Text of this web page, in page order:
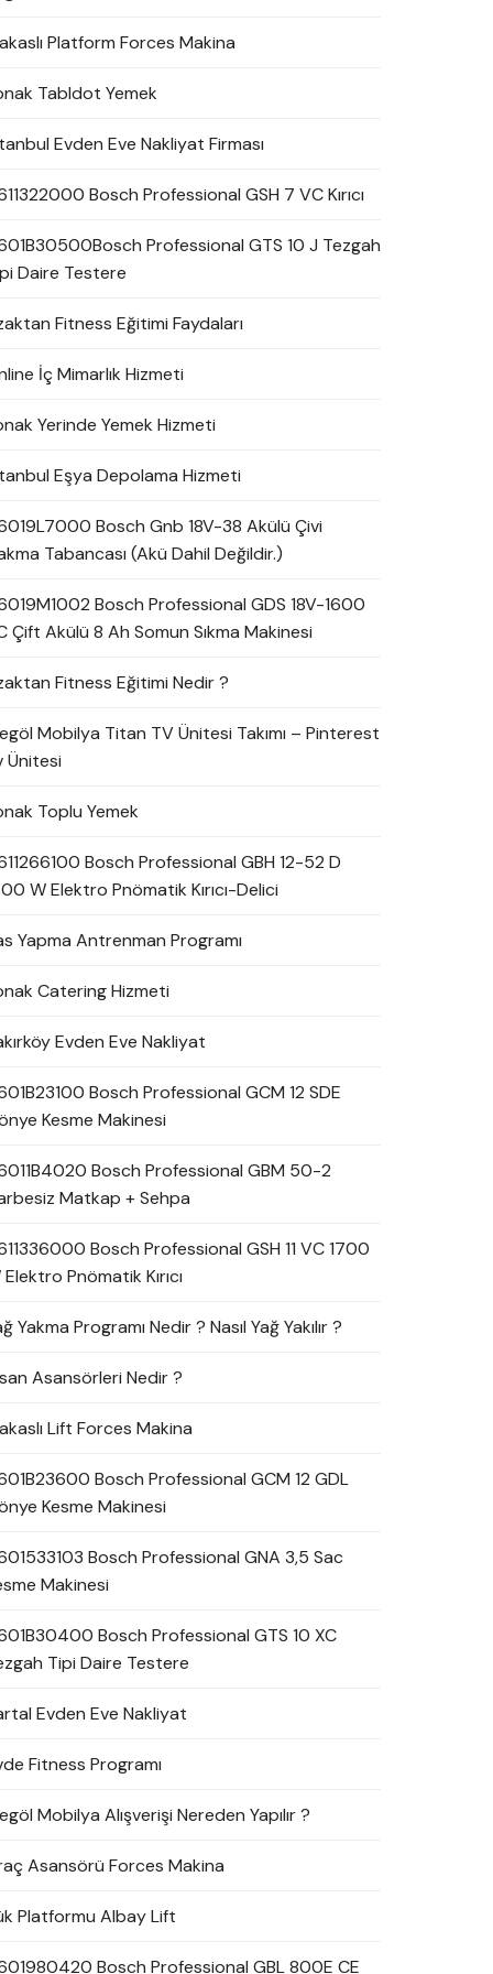
Platform Forces Makina
Tabldot Yemek
Evden Eve Nakliyat Firması
Bosch Professional GSH 7 VC Kırıcı
Professional GTS 10 J Tezgah
Daire Testere
Fitness Eğitimi Faydaları
İç Mimarlık Hizmeti
Yerinde Yemek Hizmeti
Eşya Depolama Hizmeti
Bosch Gnb 18V-38 Akülü Çivi
Tabancası (Akü Dahil Değildir.)
Bosch Professional GDS 18V-1600
Çift Akülü 8 Ah Somun Sıkma Makinesi
Fitness Eğitimi Nedir ?
Mobilya Titan TV Ünitesi Takımı – Pinterest
Ünitesi
Toplu Yemek
Bosch Professional GBH 12-52 D
W Elektro Pnömatik Kırıcı-Delici
Yapma Antrenman Programı
Catering Hizmeti
Evden Eve Nakliyat
Bosch Professional GCM 12 SDE
Kesme Makinesi
Bosch Professional GBM 50-2
Matkap + Sehpa
Bosch Professional GSH 11 VC 1700
Elektro Pnömatik Kırıcı
Yakma Programı Nedir ? Nasıl Yağ Yakılır ?
Asansörleri Nedir ?
Lift Forces Makina
Bosch Professional GCM 12 GDL
Kesme Makinesi
Bosch Professional GNA 3,5 Sac
Makinesi
Bosch Professional GTS 10 XC
Tipi Daire Testere
Evden Eve Nakliyat
Fitness Programı
Mobilya Alışverişi Nereden Yapılır ?
Asansörü Forces Makina
Platformu Albay Lift
Bosch Professional GBL 800E CE